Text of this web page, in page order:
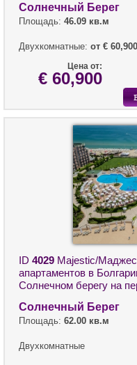
Солнечный Берег
Площадь: 46.09 кв.м
Двухкомнатные: от € 60,900
Цена от:
€ 60,900
ID 4029 Majestic/
апартаментов в
Солнечном берегу на
Солнечный Берег
Площадь: 62.00 кв.м
Двухкомнатные